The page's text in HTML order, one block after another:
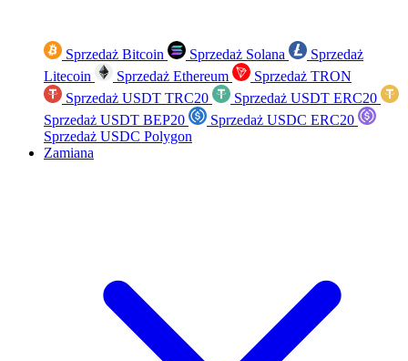
Sprzedaż Bitcoin Sprzedaż Solana
Sprzedaż
Litecoin
Sprzedaż Ethereum
Sprzedaż TRON
Sprzedaż USDT TRC20
Sprzedaż USDT ERC20
Sprzedaż USDT BEP20
Sprzedaż USDC ERC20
Sprzedaż USDC Polygon
Zamiana